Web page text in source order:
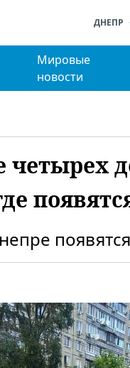
ДНЕПР
Мировые
новости
четырех